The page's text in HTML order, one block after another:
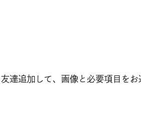
達追加して、画像と必要項目をお